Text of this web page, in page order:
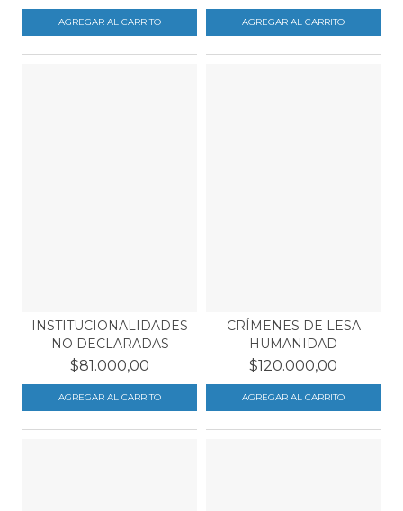
INSTITUCIONALIDADES
NO DECLARADAS
$81.000,00
CRÍMENES DE LESA
HUMANIDAD
$120.000,00